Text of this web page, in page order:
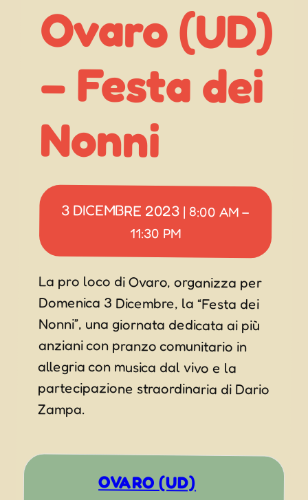
Ovaro (UD)
– Festa dei
Nonni
3 DICEMBRE 2023 | 8:00 AM –
11:30 PM
La pro loco di Ovaro, organizza per
Domenica 3 Dicembre, la “Festa dei
Nonni”, una giornata dedicata ai più
anziani con pranzo comunitario in
allegria con musica dal vivo e la
partecipazione straordinaria di Dario
Zampa.
OVARO (UD)